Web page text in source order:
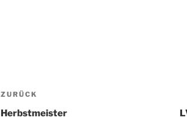
Beitragsnavigation
Vorheriger
Beitrag
ZURÜCK
Herbstmeister